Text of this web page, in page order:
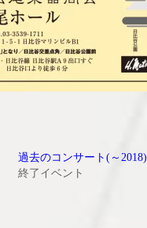
過去のコンサート(～2018)
終了イベント